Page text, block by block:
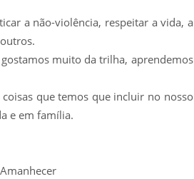
a não-violência, respeitar a vida, a
muito da trilha, aprendemos
que temos que incluir no nosso
e em família.